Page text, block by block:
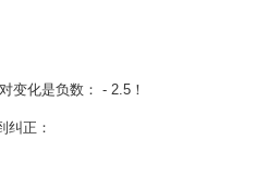
变化是负数： - 2.5！
纠正：